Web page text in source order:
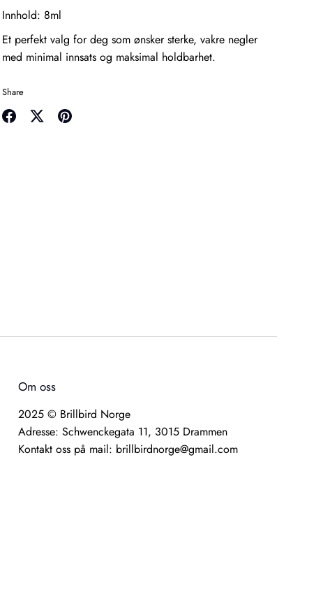
Innhold: 8ml
Et perfekt valg for deg som ønsker sterke, vakre negler
med minimal innsats og maksimal holdbarhet.
Share
Om oss
2025 © Brillbird Norge
Adresse: Schwenckegata 11, 3015 Drammen
Kontakt oss på mail: brillbirdnorge@gmail.com